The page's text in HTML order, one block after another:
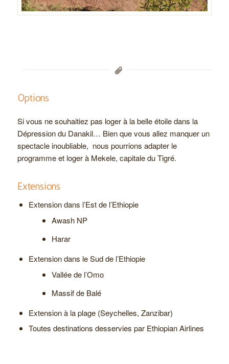
Options
Si vous ne souhaitiez pas loger à la belle étoile dans la
Dépression du Danakil… Bien que vous allez manquer un
spectacle inoubliable, nous pourrions adapter le
programme et loger à Mekele, capitale du Tigré.
Extensions
Extension dans l’Est de l’Ethiopie
Awash NP
Harar
Extension dans le Sud de l’Ethiopie
Vallée de l’Omo
Massif de Balé
Extension à la plage (Seychelles, Zanzibar)
Toutes destinations desservies par Ethiopian Airlines